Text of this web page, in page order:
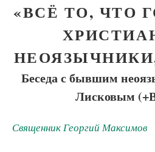
«ВСЁ ТО, ЧТО
Беседа с бывшим
Лисковым
Священник Георгий Максимов